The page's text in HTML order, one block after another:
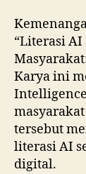
“Literasi
Karya ini
tersebut
literasi AI
digital.